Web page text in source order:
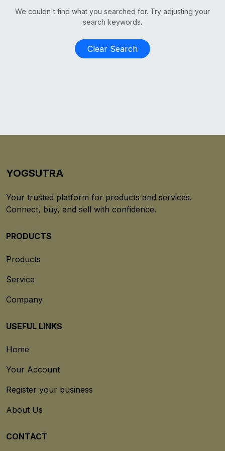
We couldn't find what you searched for. Try adjusting your
search keywords.
Clear Search
YOGSUTRA
Your trusted platform for products and services.
Connect, buy, and sell with confidence.
PRODUCTS
Products
Service
Company
USEFUL LINKS
Home
Your Account
Register your business
About Us
CONTACT